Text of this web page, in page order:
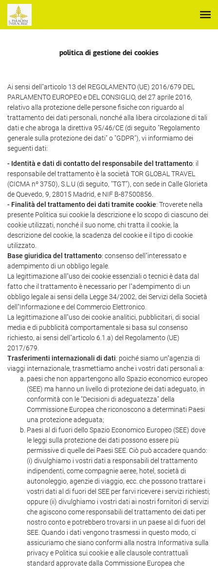
politica di gestione dei cookies
Ai sensi dell"articolo 13 del REGOLAMENTO (UE) 2016/679 DEL
PARLAMENTO EUROPEO e DEL CONSIGLIO, del 27 aprile 2016,
relativo alla protezione delle persone fisiche con riguardo al
trattamento dei dati personali, nonché alla libera circolazione di tali
dati e che abroga la direttiva 95/46/CE (di seguito "Regolamento
generale sulla protezione dei dati" o "GDPR"), vi informiamo dei
seguenti dati:
- Identità e dati di contatto del responsabile del trattamento: il
responsabile del trattamento è la società TOR GLOBAL TRAVEL
(CICMA nº 3750), S.L.U (di seguito, "TGT"), con sede in Calle Glorieta
de Quevedo, 9, 28015 Madrid, e NIF B-87500856.
- Finalità del trattamento dei dati tramite cookie: Troverete nella
presente Politica sui cookie la descrizione e lo scopo di ciascuno dei
cookie utilizzati, nonché il suo nome, chi tratta il cookie, la
descrizione del cookie, la scadenza del cookie e il tipo di cookie
utilizzato.
Base giuridica del trattamento: consenso dell"interessato e
adempimento di un obbligo legale.
La legittimazione all"uso dei cookie essenziali o tecnici è data dal
fatto che il trattamento è necessario per l"adempimento di un
obbligo legale ai sensi della Legge 34/2002, dei Servizi della Società
dell"Informazione e del Commercio Elettronico.
La legittimazione all"uso dei cookie analitici, pubblicitari, di social
media e di pubblicità comportamentale si basa sul consenso
richiesto, ai sensi dell"articolo 6.1.a) del Regolamento (UE)
2017/679.
Trasferimenti internazionali di dati: poiché siamo un"agenzia di
viaggi internazionale, trasmettiamo anche i vostri dati personali a:
paesi che non appartengono allo Spazio economico europeo
(SEE) ma hanno un livello di protezione dei dati adeguato, in
conformità con le "Decisioni di adeguatezza" della
Commissione Europea che riconoscono a determinati Paesi
una protezione adeguata;
Paesi al di fuori dello Spazio Economico Europeo (SEE) dove
le leggi sulla protezione dei dati possono essere più
permissive di quelle dei Paesi SEE. Ciò può accadere quando:
(i) divulghiamo i vostri dati a responsabili del trattamento
indipendenti, come compagnie aeree, hotel, società di
autonoleggio, agenzie di viaggio, ecc. che possono trattare i
vostri dati al di fuori del SEE per farvi ricevere i servizi richiesti;
oppure (ii) divulghiamo i vostri dati ai nostri fornitori di servizi
che agiscono come responsabili del trattamento dei dati per
nostro conto e potrebbero trovarsi in un paese al di fuori del
SEE. Quando i dati vengono trasmessi in questo modo, ci
assicuriamo che siano conformi alla nostra Informativa sulla
privacy e Politica sui cookie e alle clausole contrattuali
standard approvate dalla Commissione Europea che